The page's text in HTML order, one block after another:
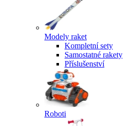
Modely raket
Kompletní sety
Samostatné rakety
Příslušenství
Roboti